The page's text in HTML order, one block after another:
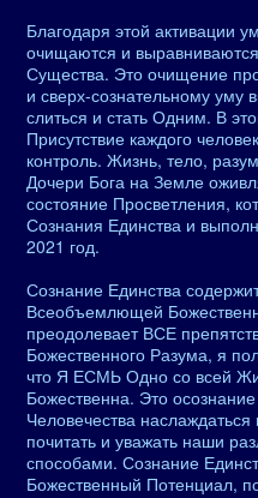
Благодаря этой активации
очищаются и
Существа. Это очищение
и сверх-сознательному уму
слиться и стать Одним. В
Присутствие каждого
контроль. Жизнь, тело,
Дочери Бога на Земле
состояние Просветления,
Сознания Единства и
2021 год.
Сознание Единства
Всеобъемлющей
преодолевает ВСЕ
Божественного Разума, я
что Я ЕСМЬ Одно со всей
Божественна. Это
Человечества
почитать и уважать наши
способами. Сознание
Божественный Потенциал,